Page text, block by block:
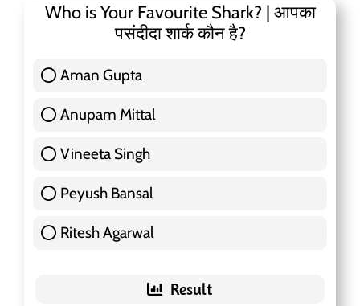
Who is Your Favourite Shark? | आपका
पसंदीदा शार्क कौन है?
Aman Gupta
Anupam Mittal
Vineeta Singh
Peyush Bansal
Ritesh Agarwal